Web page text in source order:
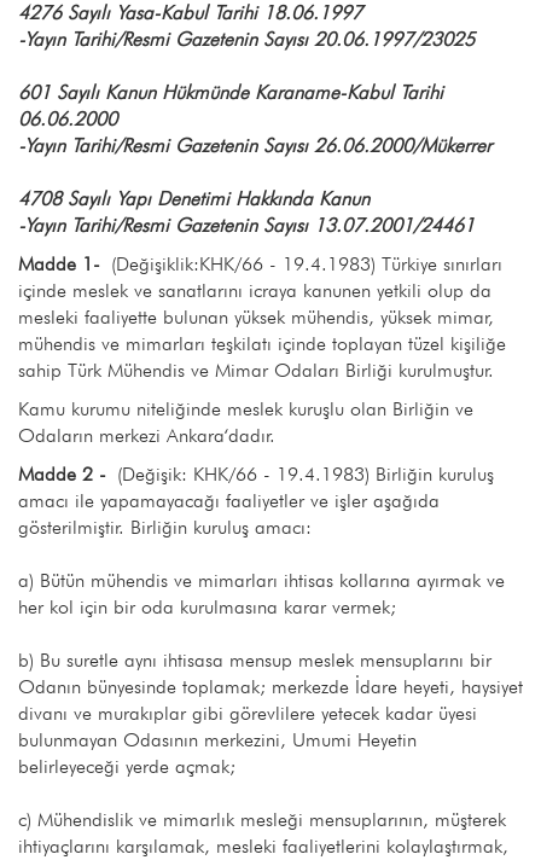
4276 Sayılı Yasa-Kabul Tarihi 18.06.1997
-Yayın Tarihi/Resmi Gazetenin Sayısı 20.06.1997/23025
601 Sayılı Kanun Hükmünde Karaname-Kabul Tarihi
06.06.2000
-Yayın Tarihi/Resmi Gazetenin Sayısı 26.06.2000/Mükerrer
4708 Sayılı Yapı Denetimi Hakkında Kanun
-Yayın Tarihi/Resmi Gazetenin Sayısı 13.07.2001/24461
Madde 1- (Değişiklik:KHK/66 - 19.4.1983) Türkiye sınırları
içinde meslek ve sanatlarını icraya kanunen yetkili olup da
mesleki faaliyette bulunan yüksek mühendis, yüksek mimar,
mühendis ve mimarları teşkilatı içinde toplayan tüzel kişiliğe
sahip Türk Mühendis ve Mimar Odaları Birliği kurulmuştur.
Kamu kurumu niteliğinde meslek kuruşlu olan Birliğin ve
Odaların merkezi Ankara‘dadır.
Madde 2 - (Değişik: KHK/66 - 19.4.1983) Birliğin kuruluş
amacı ile yapamayacağı faaliyetler ve işler aşağıda
gösterilmiştir. Birliğin kuruluş amacı:
a) Bütün mühendis ve mimarları ihtisas kollarına ayırmak ve
her kol için bir oda kurulmasına karar vermek;
b) Bu suretle aynı ihtisasa mensup meslek mensuplarını bir
Odanın bünyesinde toplamak; merkezde İdare heyeti, haysiyet
divanı ve murakıplar gibi görevlilere yetecek kadar üyesi
bulunmayan Odasının merkezini, Umumi Heyetin
belirleyeceği yerde açmak;
c) Mühendislik ve mimarlık mesleği mensuplarının, müşterek
ihtiyaçlarını karşılamak, mesleki faaliyetlerini kolaylaştırmak,